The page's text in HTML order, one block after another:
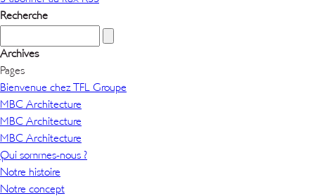
Recherche
Archives
Pages
Bienvenue chez TFL Groupe
MBC Architecture
MBC Architecture
MBC Architecture
Qui sommes-nous ?
Notre histoire
Notre concept